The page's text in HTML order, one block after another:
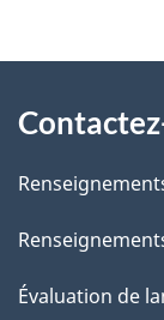
i
l
s
d
propos
de
ce
site
Évaluation de